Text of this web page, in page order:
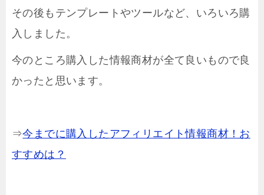
その後もテンプレートやツールなど、いろいろ購
入しました。
今のところ購入した情報商材が全て良いもので良
かったと思います。
⇒今までに購入したアフィリエイト情報商材！お
すすめは？